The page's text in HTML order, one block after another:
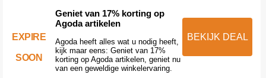
EXPIRE
SOON
Geniet van 17% korting op
Agoda artikelen
Agoda heeft alles wat u nodig heeft,
kijk maar eens: Geniet van 17%
korting op Agoda artikelen, geniet nu
van een geweldige winkelervaring.
BEKIJK DEAL